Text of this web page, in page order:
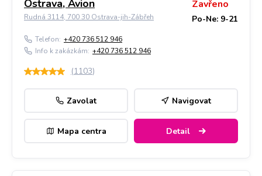
Ostrava, Avion
Rudná 3114, 700 30 Ostrava-jih-Zábřeh
Zavřeno
Po-Ne: 9-21
Telefon: +420 736 512 946
Info k zakázkám: +420 736 512 946
(1103)
Zavolat Navigovat
Mapa centra Detail